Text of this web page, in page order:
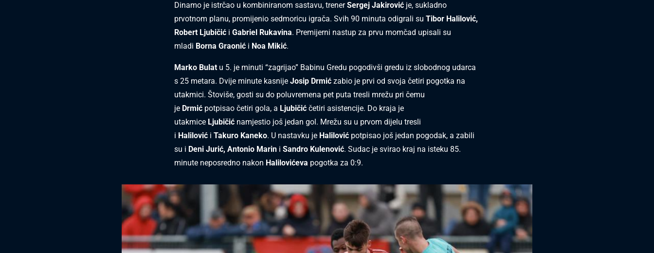
Dinamo je istrčao u kombiniranom sastavu, trenerSergej Jakirović je, sukladno
prvotnom planu, promijenio sedmoricu igrača. Svih 90 minuta odigrali su Tibor Halilović,
Robert Ljubičić i Gabriel Rukavina. Premijerni nastup za prvu momčad upisali su
mladi Borna Graonić i Noa Mikić.
Marko Bulat u 5. je minuti “zagrijao” Babinu Gredu pogodivši gredu iz slobodnog udarca
s 25 metara. Dvije minute kasnije Josip Drmić zabio je prvi od svoja četiri pogotka na
utakmici. Štoviše, gosti su do poluvremena pet puta tresli mrežu pri čemu
je Drmić potpisao četiri gola, a Ljubičić četiri asistencije. Do kraja je
utakmice Ljubičić namjestio još jedan gol. Mrežu su u prvom dijelu tresli
i Halilović i Takuro Kaneko. U nastavku je Halilović potpisao još jedan pogodak, a zabili
su i Deni Jurić, Antonio Marin i Sandro Kulenović. Sudac je svirao kraj na isteku 85.
minute neposredno nakon Halilovićeva pogotka za 0:9.